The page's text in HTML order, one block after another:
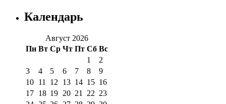
Календарь
Август 2026
Пн Вт Ср Чт Пт Сб Вс
1
2
3
4 5 6 7 8
9
10 11 12 13 14 15 16
17 18 19 20 21 22 23